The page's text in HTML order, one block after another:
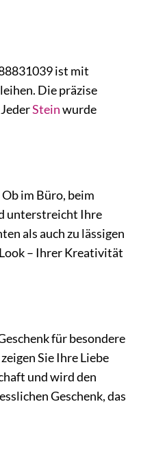
ist mit
Die präzise
Steinwurde
im Büro, beim
unterstreicht Ihre
als auch zu lässigen
– Ihrer Kreativität
für besondere
Sie Ihre Liebe
und wird den
Geschenk, das